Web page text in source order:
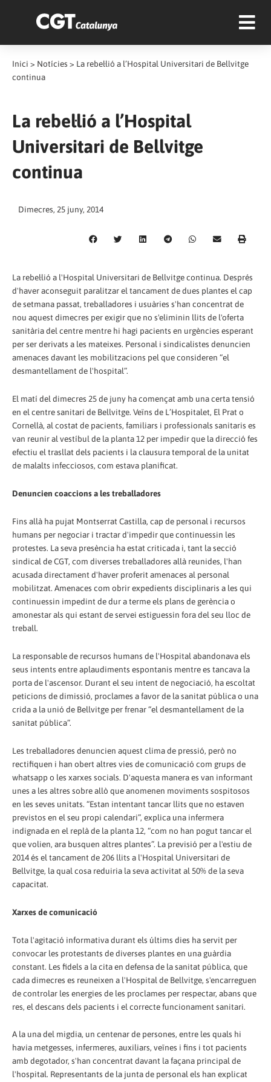
Inici > Notícies > La rebel·lió a l’Hospital Universitari de Bellvitge
continua
La rebel·lió a l’Hospital
Universitari de Bellvitge
continua
Dimecres, 25 juny, 2014
La rebel·lió a l'Hospital Universitari de Bellvitge continua. Després
d'haver aconseguit paralitzar el tancament de dues plantes el cap
de setmana passat, treballadores i usuàries s'han concentrat de
nou aquest dimecres per exigir que no s'eliminin llits de l'oferta
sanitària del centre mentre hi hagi pacients en urgències esperant
per ser derivats a les mateixes. Personal i sindicalistes denuncien
amenaces davant les mobilitzacions pel que consideren “el
desmantellament de l'hospital”.
El matí del dimecres 25 de juny ha començat amb una certa tensió
en el centre sanitari de Bellvitge. Veïns de L’Hospitalet, El Prat o
Cornellà, al costat de pacients, familiars i professionals sanitaris es
van reunir al vestíbul de la planta 12 per impedir que la direcció fes
efectiu el trasllat dels pacients i la clausura temporal de la unitat
de malalts infecciosos, com estava planificat.
Denuncien coaccions a les treballadores
Fins allà ha pujat Montserrat Castilla, cap de personal i recursos
humans per negociar i tractar d'impedir que continuessin les
protestes. La seva presència ha estat criticada i, tant la secció
sindical de CGT, com diverses treballadores allà reunides, l'han
acusada directament d'haver proferit amenaces al personal
mobilitzat. Amenaces com obrir expedients disciplinaris a les qui
continuessin impedint de dur a terme els plans de gerència o
amonestar als qui estant de servei estiguessin fora del seu lloc de
treball.
La responsable de recursos humans de l'Hospital abandonava els
seus intents entre aplaudiments espontanis mentre es tancava la
porta de l'ascensor. Durant el seu intent de negociació, ha escoltat
peticions de dimissió, proclames a favor de la sanitat pública o una
crida a la unió de Bellvitge per frenar “el desmantellament de la
sanitat pública”.
Les treballadores denuncien aquest clima de pressió, però no
rectifiquen i han obert altres vies de comunicació com grups de
whatsapp o les xarxes socials. D'aquesta manera es van informant
unes a les altres sobre allò que anomenen moviments sospitosos
en les seves unitats. “Estan intentant tancar llits que no estaven
previstos en el seu propi calendari”, explica una infermera
indignada en el replà de la planta 12, “com no han pogut tancar el
que volien, ara busquen altres plantes”. La previsió per a l'estiu de
2014 és el tancament de 206 llits a l'Hospital Universitari de
Bellvitge, la qual cosa reduiria la seva activitat al 50% de la seva
capacitat.
Xarxes de comunicació
Tota l'agitació informativa durant els últims dies ha servit per
convocar les protestants de diverses plantes en una guàrdia
constant. Les fidels a la cita en defensa de la sanitat pública, que
cada dimecres es reuneixen a l'Hospital de Bellvitge, s'encarreguen
de controlar les energies de les proclames per respectar, abans que
res, el descans dels pacients i el correcte funcionament sanitari.
A la una del migdia, un centenar de persones, entre les quals hi
havia metgesses, infermeres, auxiliars, veïnes i fins i tot pacients
amb degotador, s'han concentrat davant la façana principal de
l'hospital. Representants de la junta de personal els han explicat